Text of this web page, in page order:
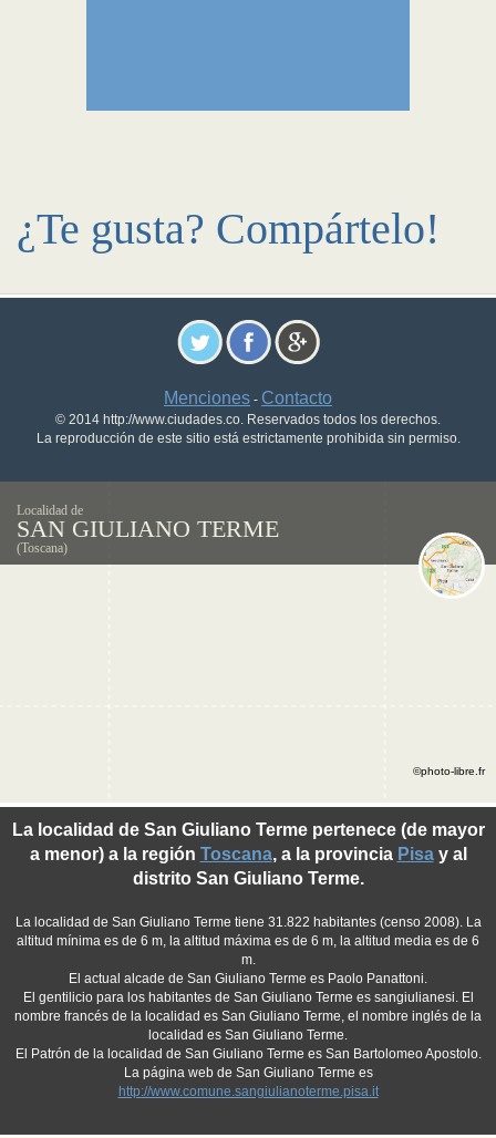
¿Te gusta? Compártelo!
Menciones - Contacto
© 2014 http://www.ciudades.co. Reservados todos los derechos.
La reproducción de este sitio está estrictamente prohibida sin permiso.
Localidad de
SAN GIULIANO TERME
(Toscana)
La localidad de San Giuliano Terme pertenece (de mayor
a menor) a la región Toscana, a la provincia Pisay al
distrito San Giuliano Terme.
La localidad de San Giuliano Terme tiene 31.822 habitantes (censo 2008). La
altitud mínima es de 6 m, la altitud máxima es de 6 m, la altitud media es de 6
m.
El actual alcade de San Giuliano Terme es Paolo Panattoni.
El gentilicio para los habitantes de San Giuliano Terme es sangiulianesi. El
nombre francés de la localidad es San Giuliano Terme, el nombre inglés de la
localidad es San Giuliano Terme.
El Patrón de la localidad de San Giuliano Terme es San Bartolomeo Apostolo.
La página web de San Giuliano Terme es
http://www.comune.sangiulianoterme.pisa.it
©photo-libre.fr